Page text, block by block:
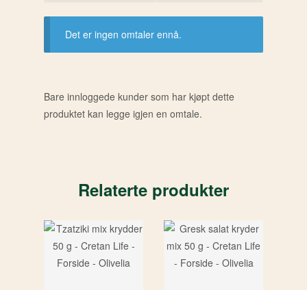
Det er ingen omtaler ennå.
Bare innloggede kunder som har kjøpt dette
produktet kan legge igjen en omtale.
Relaterte produkter